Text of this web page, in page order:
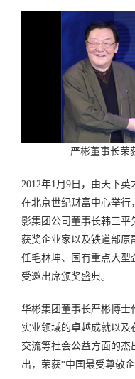
严彬董事长荣
2012年1月9日，由天下
在北京世纪财富中心举行
影集团公司董事长韩三
获奖企业家以及铁道部原
任毛林坤、国有重点大型
受邀出席颁奖盛典。
华彬集团董事长严彬博士
实业领域的卓越成就以
交流等社会公益方面的杰
出，荣获“中国最受尊敬企